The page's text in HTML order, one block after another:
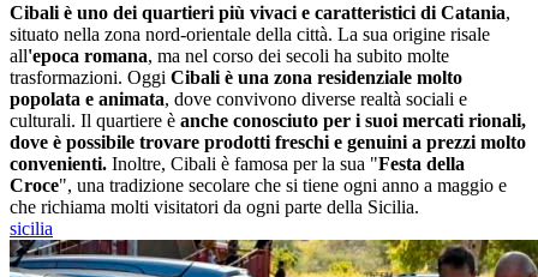
Cibali è uno dei quartieri più vivaci e caratteristici di Catania,
situato nella zona nord-orientale della città. La sua origine risale
all'epoca romana, ma nel corso dei secoli ha subito molte
trasformazioni. Oggi Cibali è una zona residenziale molto
popolata e animata, dove convivono diverse realtà sociali e
culturali. Il quartiere è anche conosciuto per i suoi mercati rionali,
dove è possibile trovare prodotti freschi e genuini a prezzi molto
convenienti. Inoltre, Cibali è famosa per la sua "Festa della
Croce", una tradizione secolare che si tiene ogni anno a maggio e
che richiama molti visitatori da ogni parte della Sicilia.
sicilia